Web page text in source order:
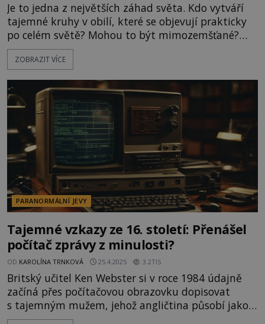
Je to jedna z největších záhad světa. Kdo vytváří
tajemné kruhy v obilí, které se objevují prakticky
po celém světě? Mohou to být mimozemšťané?
Nebo jde o výtvory lidí? Anglické hrabství Wiltshire
v jihozápadní Anglii se zdá být v posledních letech
Může za to blízkost mystického Stonehenge, nebo
jen v okolí žijí umělci, kterým malířská plátna
nestačí? P
ZOBRAZIT VÍCE
PARANORMÁLNÍ JEVY
Tajemné vzkazy ze 16. století: Přenášel
počítač zprávy z minulosti?
OD KAROLÍNA TRNKOVÁ 25.4.2025 3.2TIS
Britský učitel Ken Webster si v roce 1984 údajně
začíná přes počítačovou obrazovku dopisovat
s tajemným mužem, jehož angličtina působí jako
z jiného století. Představí se jako Tomas Harden a